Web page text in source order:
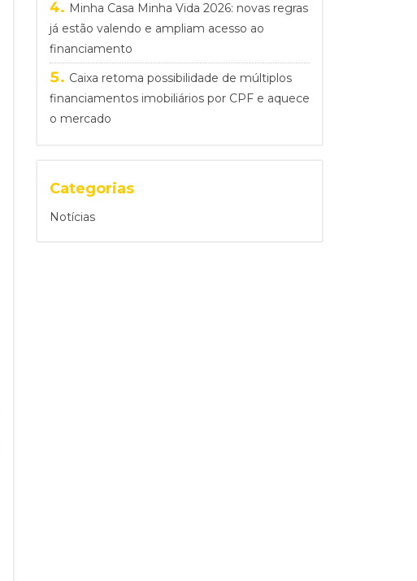
Minha Casa Minha Vida 2026: novas regras
já estão valendo e ampliam acesso ao
financiamento
Caixa retoma possibilidade de múltiplos
financiamentos imobiliários por CPF e aquece
o mercado
Categorias
Notícias